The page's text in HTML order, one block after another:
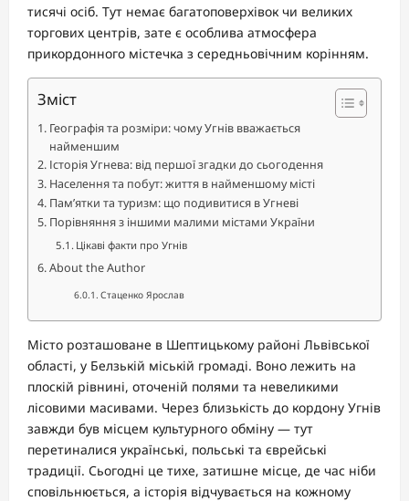
тисячі осіб. Тут немає багатоповерхівок чи великих
торгових центрів, зате є особлива атмосфера
прикордонного містечка з середньовічним корінням.
Зміст
Географія та розміри: чому Угнів вважається
найменшим
Історія Угнева: від першої згадки до сьогодення
Населення та побут: життя в найменшому місті
Пам’ятки та туризм: що подивитися в Угневі
Порівняння з іншими малими містами України
Цікаві факти про Угнів
About the Author
Стаценко Ярослав
Місто розташоване в Шептицькому районі Львівської
області, у Белзькій міській громаді. Воно лежить на
плоскій рівнині, оточеній полями та невеликими
лісовими масивами. Через близькість до кордону Угнів
завжди був місцем культурного обміну — тут
перетиналися українські, польські та єврейські
традиції. Сьогодні це тихе, затишне місце, де час ніби
сповільнюється, а історія відчувається на кожному